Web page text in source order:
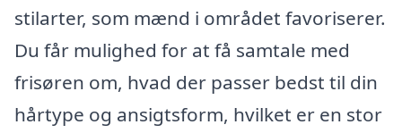
stilarter, som mænd i området favoriserer.
Du får mulighed for at få samtale med
frisøren om, hvad der passer bedst til din
hårtype og ansigtsform, hvilket er en stor